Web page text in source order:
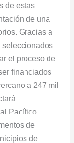
de estas
de una
Gracias a
seleccionados
el proceso de
financiados
a 247 mil
Pacífico
de
de